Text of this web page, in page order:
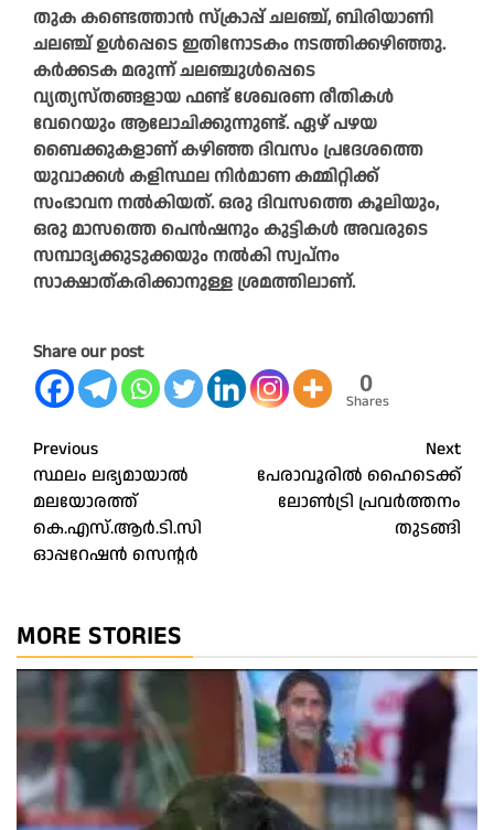
തുക കണ്ടെത്താൻ സ്‌ക്രാപ്പ് ചലഞ്ച്, ബിരിയാണി
ചലഞ്ച് ഉൾപ്പെടെ ഇതിനോടകം നടത്തിക്കഴിഞ്ഞു.
കർക്കടക മരുന്ന് ചലഞ്ചുൾപ്പെടെ
വ്യത്യസ്തങ്ങളായ ഫണ്ട് ശേഖരണ രീതികൾ
വേറെയും ആലോചിക്കുന്നുണ്ട്. ഏഴ് പഴയ
ബൈക്കുകളാണ് കഴിഞ്ഞ ദിവസം പ്രദേശത്തെ
യുവാക്കൾ കളിസ്ഥല നിർമാണ കമ്മിറ്റിക്ക്
സംഭാവന നൽകിയത്. ഒരു ദിവസത്തെ കൂലിയും,
ഒരു മാസത്തെ പെൻഷനും കുട്ടികൾ അവരുടെ
സമ്പാദ്യക്കുടുക്കയും നൽകി സ്വപ്‌നം
സാക്ഷാത്‌കരിക്കാനുള്ള ശ്രമത്തിലാണ്‌.
Share our post
0
Shares
Post
navigation
Previous
സ്ഥലം ലഭ്യമായാൽ
മലയോരത്ത്‌
കെ.എസ്‌.ആർ.ടി.സി
ഓപ്പറേഷൻ സെന്റർ
Next
പേരാവൂരിൽ ഹൈടെക്ക്
ലോൺട്രി പ്രവർത്തനം
തുടങ്ങി
MORE STORIES